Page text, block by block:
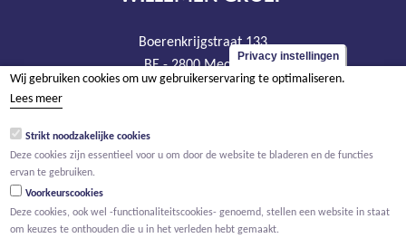
Boerenkrijgstraat 133
BE - 2800 Mechelen
tel +32 15 569 965
BTW BE 0466.256.432
Privacy instellingen
Wij gebruiken cookies om uw gebruikerservaring te optimaliseren.
Lees meer
Strikt noodzakelijke cookies
Deze cookies zijn essentieel voor u om door de website te bladeren en de functies
ervan te gebruiken.
Voorkeurscookies
Deze cookies, ook wel -functionaliteitscookies- genoemd, stellen een website in staat
om keuzes te onthouden die u in het verleden hebt gemaakt.